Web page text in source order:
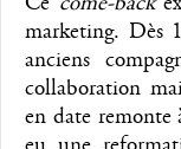
marketing. Dès
anciens
collaboration
en date